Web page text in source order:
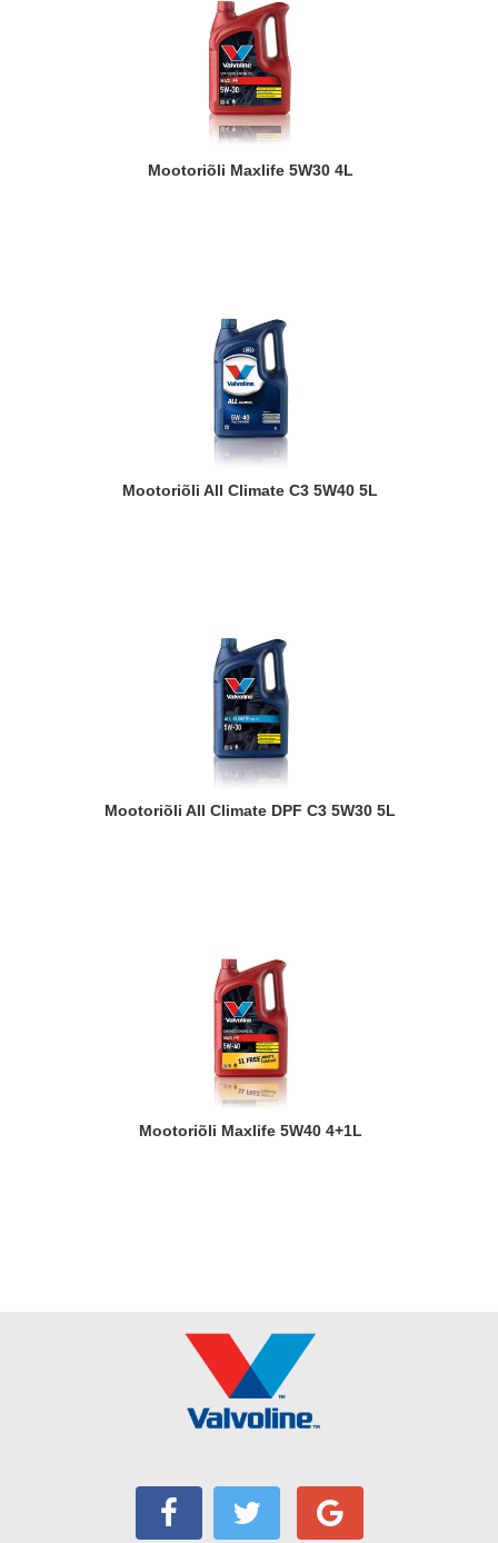
Mootoriõli Maxlife 5W30 4L
Mootoriõli All Climate C3 5W40 5L
Mootoriõli All Climate DPF C3 5W30 5L
Mootoriõli Maxlife 5W40 4+1L